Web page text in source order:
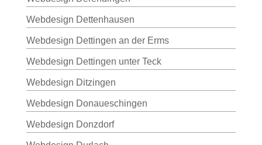
Webdesign Dettenhausen
Webdesign Dettingen an der Erms
Webdesign Dettingen unter Teck
Webdesign Ditzingen
Webdesign Donaueschingen
Webdesign Donzdorf